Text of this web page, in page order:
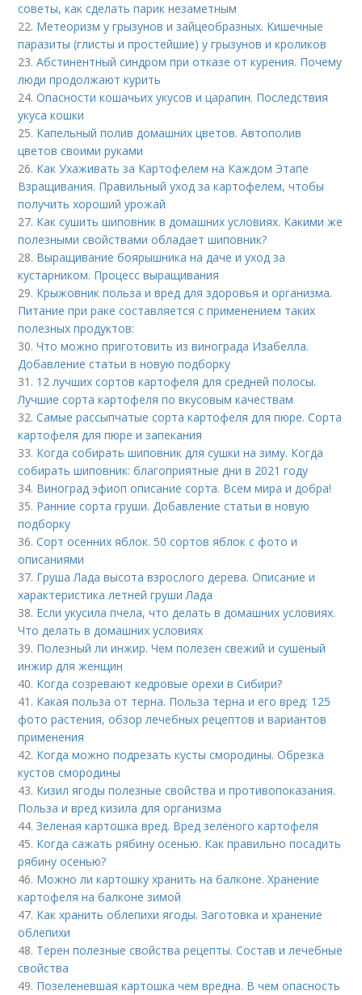
советы, как сделать парик незаметным
22. Метеоризм у грызунов и зайцеобразных. Кишечные
паразиты (глисты и простейшие) у грызунов и кроликов
23.Абстинентный синдром при отказе от курения. Почему
люди продолжают курить
24.Опасности кошачьих укусов и царапин. Последствия
укуса кошки
25. Капельный полив домашних цветов. Автополив
цветов своими руками
26. Как Ухаживать за Картофелем на Каждом Этапе
Взращивания. Правильный уход за картофелем, чтобы
получить хороший урожай
27. Как сушить шиповник в домашних условиях. Какими же
полезными свойствами обладает шиповник?
28. Выращивание боярышника на даче и уход за
кустарником. Процесс выращивания
29. Крыжовник польза и вред для здоровья и организма.
Питание при раке составляется с применением таких
полезных продуктов:
30.Что можно приготовить из винограда Изабелла.
Добавление статьи в новую подборку
31. 12 лучших сортов картофеля для средней полосы.
Лучшие сорта картофеля по вкусовым качествам
32.Самые рассыпчатые сорта картофеля для пюре. Сорта
картофеля для пюре и запекания
33. Когда собирать шиповник для сушки на зиму. Когда
собирать шиповник: благоприятные дни в 2021 году
34. Виноград эфиоп описание сорта. Всем мира и добра!
35. Ранние сорта груши. Добавление статьи в новую
подборку
36.Сорт осенних яблок. 50 сортов яблок с фото и
описаниями
37. Груша Лада высота взрослого дерева. Описание и
характеристика летней груши Лада
38. Если укусила пчела, что делать в домашних условиях.
Что делать в домашних условиях
39. Полезный ли инжир. Чем полезен свежий и сушёный
инжир для женщин
40. Когда созревают кедровые орехи в Сибири?
41. Какая польза от терна. Польза терна и его вред: 125
фото растения, обзор лечебных рецептов и вариантов
применения
42. Когда можно подрезать кусты смородины. Обрезка
кустов смородины
43. Кизил ягоды полезные свойства и противопоказания.
Польза и вред кизила для организма
44.Зеленая картошка вред. Вред зелёного картофеля
45. Когда сажать рябину осенью. Как правильно посадить
рябину осенью?
46. Можно ли картошку хранить на балконе. Хранение
картофеля на балконе зимой
47. Как хранить облепихи ягоды. Заготовка и хранение
облепихи
48. Терен полезные свойства рецепты. Состав и лечебные
свойства
49. Позеленевшая картошка чем вредна. В чем опасность